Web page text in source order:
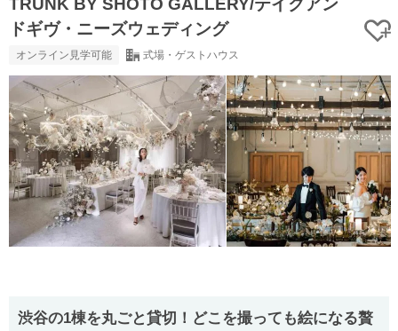
TRUNK BY SHOTO GALLERY/テイクアン
ドギヴ・ニーズウェディング
オンライン見学可能 式場・ゲストハウス
渋⾕の1棟を丸ごと貸切！どこを撮っても絵になる贅